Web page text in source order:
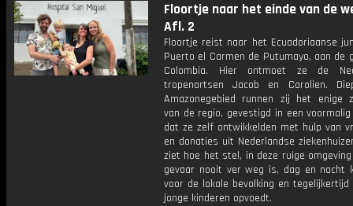
Floortje naar het einde van de
Afl. 2
Floortje reist naar het Ecuadoriaanse
Puerto el Carmen de Putumayo, aan de
Colombia. Hier ontmoet ze de
tropenartsen Jacob en Carolien.
Amazonegebied runnen zij het enige
van de regio, gevestigd in een
dat ze zelf ontwikkelden met hulp van
en donaties uit Nederlandse
ziet hoe het stel, in deze ruige
gevaar nooit ver weg is, dag en nacht
voor de lokale bevolking en
jonge kinderen opvoedt.